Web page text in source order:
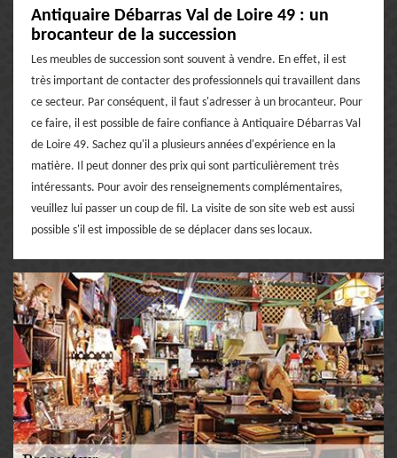
Antiquaire Débarras Val de Loire 49 : un
brocanteur de la succession
Les meubles de succession sont souvent à vendre. En effet, il est
très important de contacter des professionnels qui travaillent dans
ce secteur. Par conséquent, il faut s'adresser à un brocanteur. Pour
ce faire, il est possible de faire confiance à Antiquaire Débarras Val
de Loire 49. Sachez qu'il a plusieurs années d'expérience en la
matière. Il peut donner des prix qui sont particulièrement très
intéressants. Pour avoir des renseignements complémentaires,
veuillez lui passer un coup de fil. La visite de son site web est aussi
possible s'il est impossible de se déplacer dans ses locaux.